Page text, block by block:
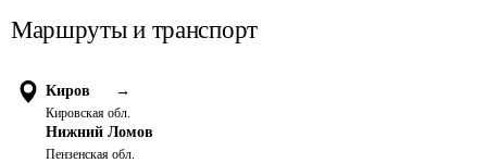
Маршруты и транспорт
Киров →
Кировская обл.
Нижний Ломов
Пензенская обл.